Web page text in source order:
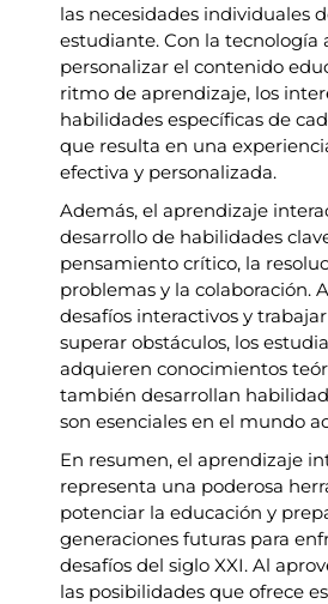
las necesidades individuales
estudiante. Con la tecnología
personalizar el contenido
ritmo de aprendizaje, los
habilidades específicas de
que resulta en una
efectiva y personalizada.
Además, el aprendizaje
desarrollo de habilidades
pensamiento crítico, la
problemas y la colaboración.
desafíos interactivos y
superar obstáculos, los
adquieren conocimientos
también desarrollan
son esenciales en el mundo
En resumen, el aprendizaje
representa una poderosa
potenciar la educación y
generaciones futuras para
desafíos del siglo XXI. Al
las posibilidades que ofrece